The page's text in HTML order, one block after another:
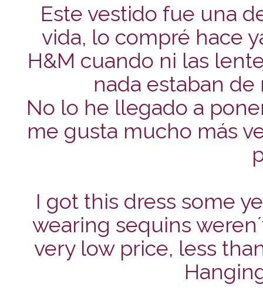
Este vestido fue una
vida, lo compré hace
H&M cuando ni las
nada estaban de
No lo he llegado a
me gusta mucho más
I got this dress some
wearing sequins
very low price, less